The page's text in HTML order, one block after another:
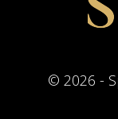
© 2026 -